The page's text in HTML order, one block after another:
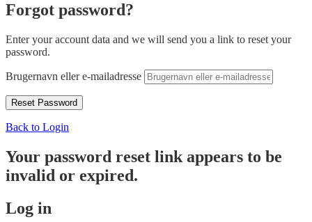
Forgot password?
Enter your account data and we will send you a link to reset your
password.
Brugernavn eller e-mailadresse
Back to Login
Your password reset link appears to be
invalid or expired.
Log in